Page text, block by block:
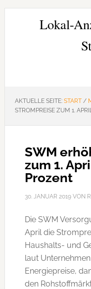
Zur
Hauptnavigation
Zum
Zur
SeitenspalteLokal-
AKTUELLE SEITE: START /
STROMPREISE ZUM 1.
SWM
zum 1.
Prozent
30. JANUAR 2019VON
Die SWM
April die
Haushalts- und
laut
Energiepreise,
den